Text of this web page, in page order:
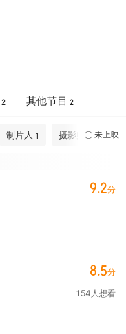
2 其他节目 2
制片人 1 摄影师 1 摄
未上映
9.2分
8.5分
154 人想看